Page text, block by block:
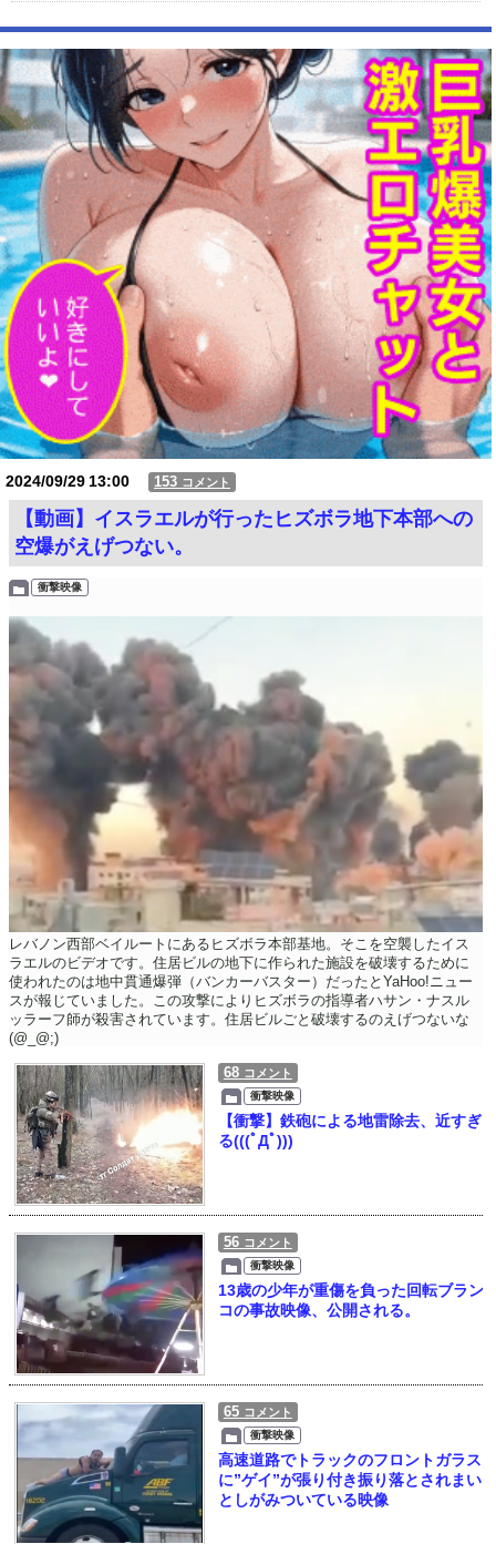
………
【動画】USJの禁止エリアに子どもたちが続々乱入 → スタッフが注意し
ても止まらない事態に
Powered by livedoor 相互RSS
2024/09/2913:00 153 コメント
【動画】イスラエルが行ったヒズボラ地下本部への
空爆がえげつない。
衝撃映像
レバノン西部ベイルートにあるヒズボラ本部基地。そこを空襲したイス
ラエルのビデオです。住居ビルの地下に作られた施設を破壊するために
使われたのは地中貫通爆弾（バンカーバスター）だったとYaHoo!ニュー
スが報じていました。この攻撃によりヒズボラの指導者ハサン・ナスル
ッラーフ師が殺害されています。住居ビルごと破壊するのえげつないな
(@_@;)
68 コメント
衝撃映像
【衝撃】鉄砲による地雷除去、近すぎ
る(((ﾟДﾟ)))
56 コメント
衝撃映像
13歳の少年が重傷を負った回転ブラン
コの事故映像、公開される。
65 コメント
衝撃映像
高速道路でトラックのフロントガラス
に”ゲイ”が張り付き振り落とされまい
としがみついている映像